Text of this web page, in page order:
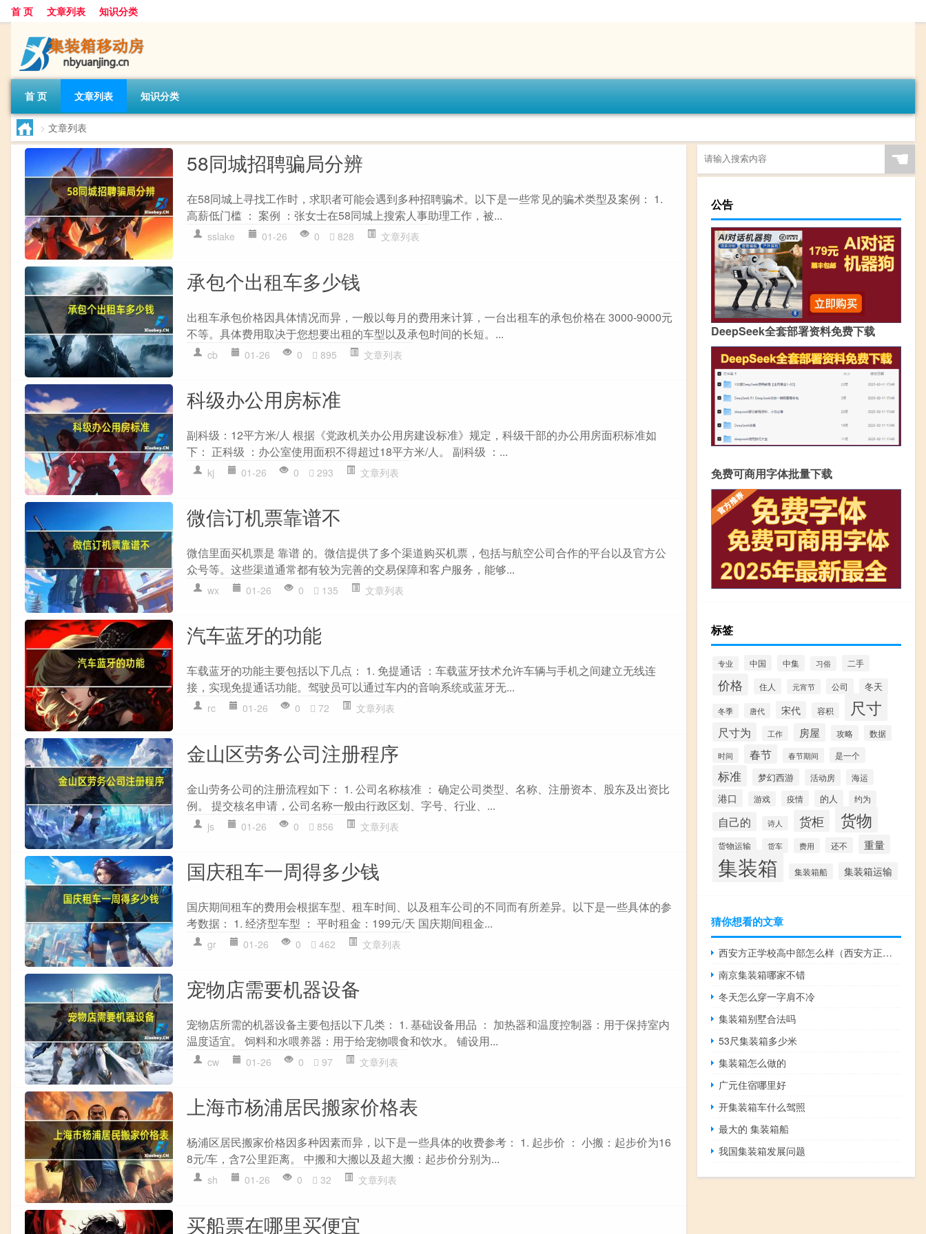
首 页 文章列表 知识分类
首 页 文章列表 知识分类
> 文章列表
58同城招聘骗局分辨
在58同城上寻找工作时，求职者可能会遇到多种招聘骗术。以下是一些常见的骗术类型及案例： 1.
高薪低门槛 ： 案例 ：张女士在58同城上搜索人事助理工作，被...
sslake 01-26 0 828 文章列表
承包个出租车多少钱
出租车承包价格因具体情况而异，一般以每月的费用来计算，一台出租车的承包价格在 3000-9000元
不等。具体费用取决于您想要出租的车型以及承包时间的长短。...
cb 01-26 0 895 文章列表
科级办公用房标准
副科级：12平方米/人 根据《党政机关办公用房建设标准》规定，科级干部的办公用房面积标准如
下： 正科级 ：办公室使用面积不得超过18平方米/人。 副科级 ：...
kj 01-26 0 293 文章列表
微信订机票靠谱不
微信里面买机票是 靠谱 的。微信提供了多个渠道购买机票，包括与航空公司合作的平台以及官方公
众号等。这些渠道通常都有较为完善的交易保障和客户服务，能够...
wx 01-26 0 135 文章列表
汽车蓝牙的功能
车载蓝牙的功能主要包括以下几点： 1. 免提通话 ：车载蓝牙技术允许车辆与手机之间建立无线连
接，实现免提通话功能。驾驶员可以通过车内的音响系统或蓝牙无...
rc 01-26 0 72 文章列表
金山区劳务公司注册程序
金山劳务公司的注册流程如下： 1. 公司名称核准 ： 确定公司类型、名称、注册资本、股东及出资比
例。 提交核名申请，公司名称一般由行政区划、字号、行业、...
js 01-26 0 856 文章列表
国庆租车一周得多少钱
国庆期间租车的费用会根据车型、租车时间、以及租车公司的不同而有所差异。以下是一些具体的参
考数据： 1. 经济型车型 ： 平时租金：199元/天 国庆期间租金...
gr 01-26 0 462 文章列表
宠物店需要机器设备
宠物店所需的机器设备主要包括以下几类： 1. 基础设备用品 ： 加热器和温度控制器：用于保持室内
温度适宜。 饲料和水喂养器：用于给宠物喂食和饮水。 铺设用...
cw 01-26 0 97 文章列表
上海市杨浦居民搬家价格表
杨浦区居民搬家价格因多种因素而异，以下是一些具体的收费参考： 1. 起步价 ： 小搬：起步价为16
8元/车，含7公里距离。 中搬和大搬以及超大搬：起步价分别为...
sh 01-26 0 32 文章列表
买船票在哪里买便宜
☚
公告
DeepSeek全套部署资料免费下载
免费可商用字体批量下载
标签
专业 中国 中集 习俗 二手
价格 住人 元宵节 公司 冬天
冬季 唐代 宋代 容积 尺寸
尺寸为 工作 房屋 攻略 数据
时间 春节 春节期间 是一个
标准 梦幻西游 活动房 海运
港口 游戏 疫情 的人 约为
自己的 诗人 货柜 货物
货物运输 货车 费用 还不 重量
集装箱 集装箱船 集装箱运输
猜你想看的文章
西安方正学校高中部怎么样（西安方正学校怎么样）
南京集装箱哪家不错
冬天怎么穿一字肩不冷
集装箱别墅合法吗
53尺集装箱多少米
集装箱怎么做的
广元住宿哪里好
开集装箱车什么驾照
最大的 集装箱船
我国集装箱发展问题